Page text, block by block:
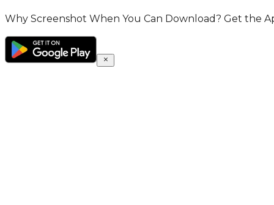
Why Screenshot When You Can Download? Get the